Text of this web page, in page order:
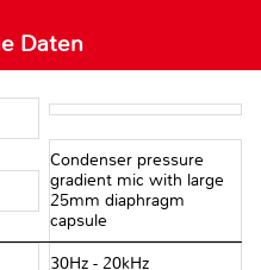
Daten
Condenser pressure
gradient mic with large
25mm diaphragm
capsule
30Hz - 20kHz